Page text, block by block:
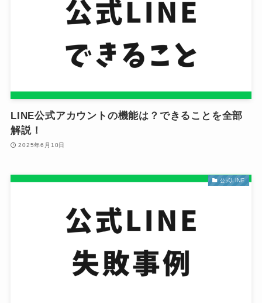
LINE公式アカウントの機能は？できることを全部
解説！
2025年6月10日
公式LINE